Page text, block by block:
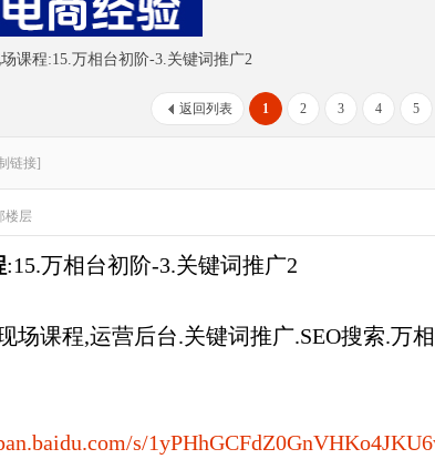
课程:15.万相台初阶-3.关键词推广2
1 2 3 4 5
返回列表
链接]
楼层
:15.万相台初阶-3.关键词推广2
场课程,运营后台.关键词推广.SEO搜索.万
s/